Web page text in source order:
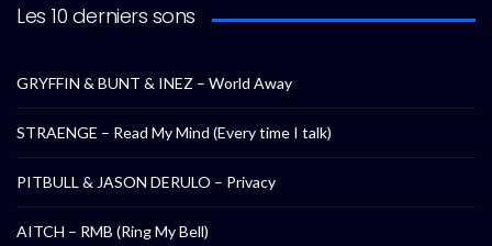
Les 10 derniers sons
GRYFFIN & BUNT & INEZ – World Away
STRAENGE – Read My Mind (Every time I talk)
PITBULL & JASON DERULO – Privacy
AITCH – RMB (Ring My Bell)